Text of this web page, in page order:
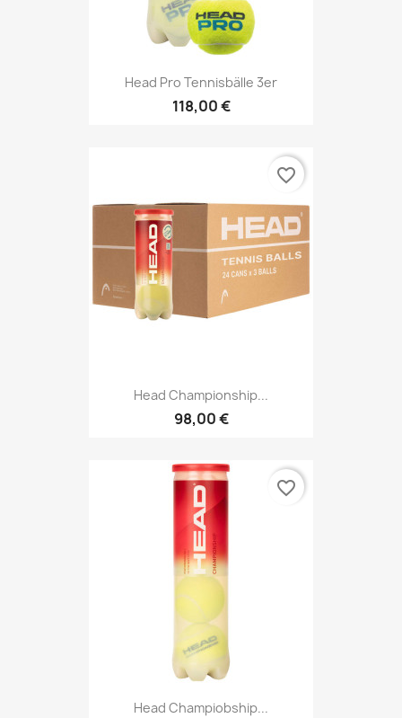
Head Pro Tennisbälle 3er
118,00 €
Head Championship...
98,00 €
favorite_border
Head Champiobship...
favorite_border